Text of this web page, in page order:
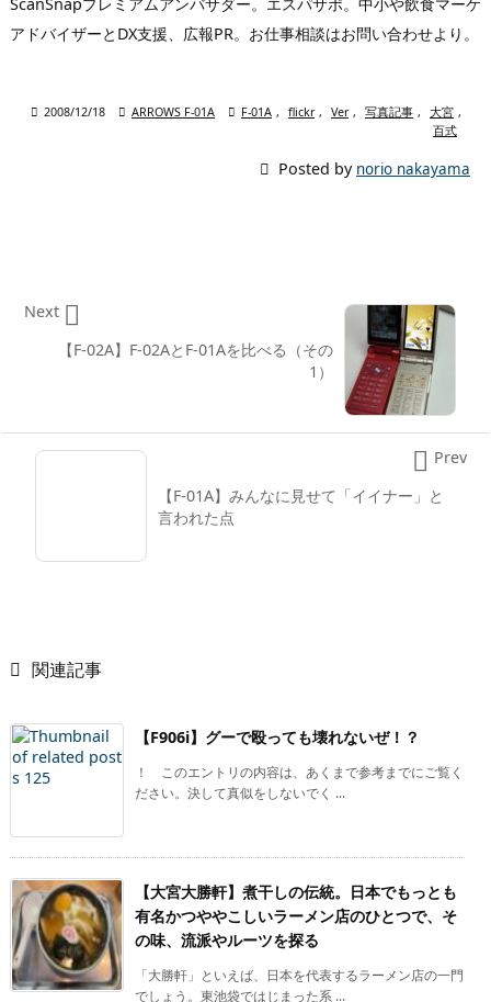
アドバイザーとDX支援、広報PR。お仕事相談はお問い合わせより。
 2008/12/18  ARROWS F-01A  F-01A , flickr , Ver , 写真記事 , 大宮 ,
百式
 Posted by norio nakayama
【F-02A】F-02AとF-01Aを比べる（その
1）

Next
【F-01A】みんなに見せて「イイナー」と
言われた点
 Prev
 関連記事
【F906i】グーで殴っても壊れないぜ！？
！ このエントリの内容は、あくまで参考までにご覧く
ださい。決して真似をしないでく ...
【大宮大勝軒】煮干しの伝統。日本でもっとも
有名かつややこしいラーメン店のひとつで、そ
の味、流派やルーツを探る
「大勝軒」といえば、日本を代表するラーメン店の一門
でしょう。東池袋ではじまった系 ...